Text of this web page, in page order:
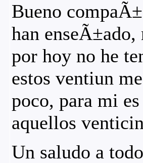
Bueno
han
por hoy no he
estos ventiun
poco, para mi
aquellos
Un saludo a